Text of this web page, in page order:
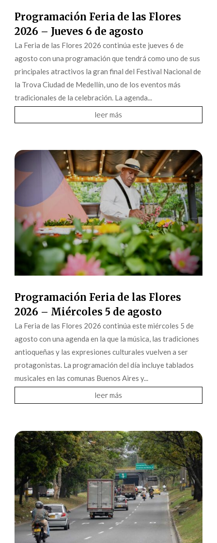
Programación Feria de las Flores
2026 – Jueves 6 de agosto
La Feria de las Flores 2026 continúa este jueves 6 de
agosto con una programación que tendrá como uno de sus
principales atractivos la gran final del Festival Nacional de
la Trova Ciudad de Medellín, uno de los eventos más
tradicionales de la celebración. La agenda...
leer más
Programación Feria de las Flores
2026 – Miércoles 5 de agosto
La Feria de las Flores 2026 continúa este miércoles 5 de
agosto con una agenda en la que la música, las tradiciones
antioqueñas y las expresiones culturales vuelven a ser
protagonistas. La programación del día incluye tablados
musicales en las comunas Buenos Aires y...
leer más